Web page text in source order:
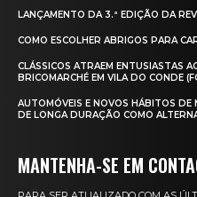
LANÇAMENTO DA 3.ª EDIÇÃO DA
COMO ESCOLHER ABRIGOS PARA
CLÁSSICOS ATRAEM ENTUSIASTAS
BRICOMARCHÉ EM VILA DO CONDE
AUTOMÓVEIS E NOVOS HÁBITOS
DE LONGA DURAÇÃO COMO
MANTENHA-SE EM